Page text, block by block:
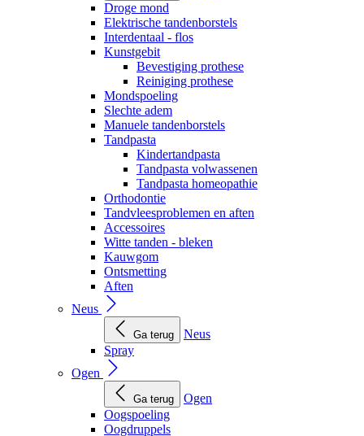
Droge mond
Elektrische tandenborstels
Interdentaal - flos
Kunstgebit
Bevestiging prothese
Reiniging prothese
Mondspoeling
Slechte adem
Manuele tandenborstels
Tandpasta
Kindertandpasta
Tandpasta volwassenen
Tandpasta homeopathie
Orthodontie
Tandvleesproblemen en aften
Accessoires
Witte tanden - bleken
Kauwgom
Ontsmetting
Aften
Neus
Ga terug
Neus
Spray
Ogen
Ga terug
Ogen
Oogspoeling
Oogdruppels